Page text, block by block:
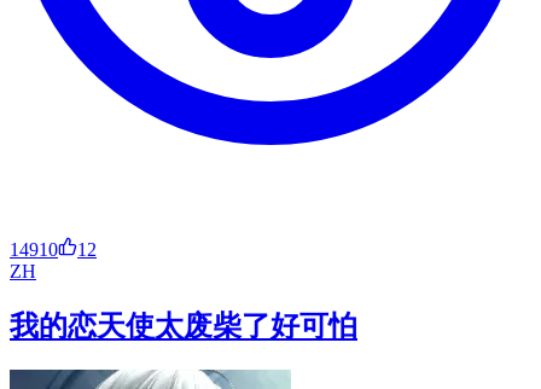
14910
12
ZH
我的恋天使太废柴了好可怕